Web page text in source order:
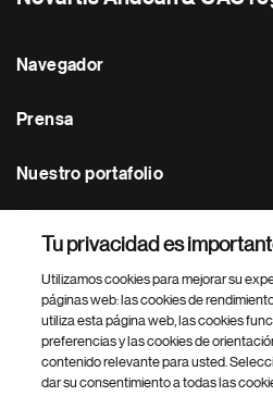
Navegador
Prensa
Nuestro portafolio
Footer Site Search
Tu privacidad es
Utilizamos cookies para mejorar su
páginas web: las cookies de
utiliza esta página web, las cookies
preferencias y las cookies de
contenido relevante para usted.
dar su consentimiento a todas las